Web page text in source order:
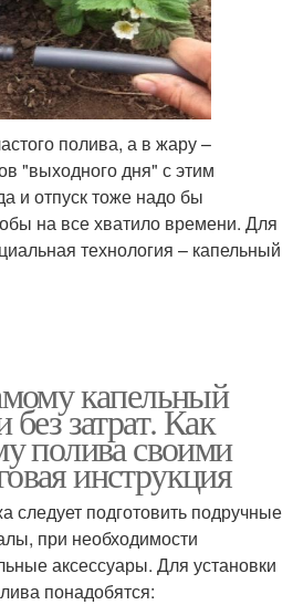
полива, а в жару –
"выходного дня" с этим
и отпуск тоже надо бы
на все хватило времени. Для
технология – капельный
капельный
затрат. Как
полива своими
инструкция
следует подготовить подручные
при необходимости
аксессуары. Для установки
понадобятся: